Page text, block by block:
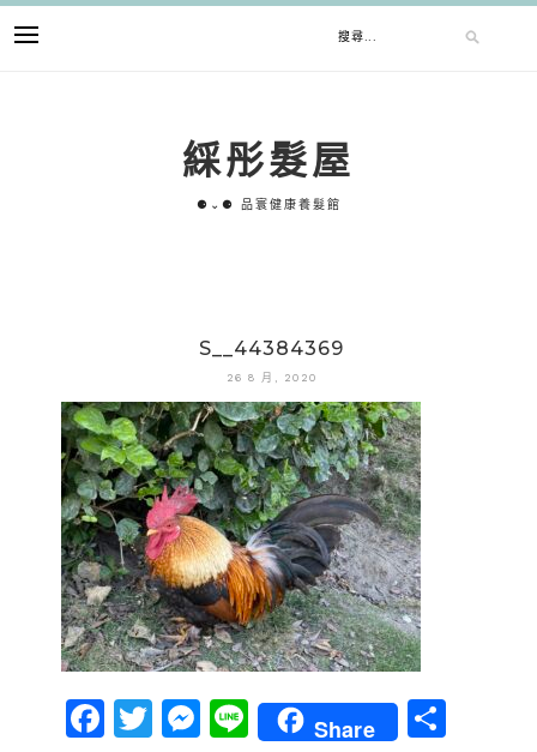
關
綵彤髮屋
⚈⌄⚈ 品寰健康養髮館
S__44384369
26 8 月, 2020
Facebook
Twitter
Messenger
LineShare
分